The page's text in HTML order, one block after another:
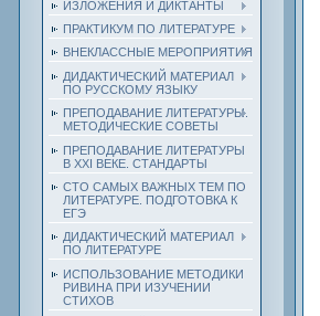
ИЗЛОЖЕНИЯ И ДИКТАНТЫ
ПРАКТИКУМ ПО ЛИТЕРАТУРЕ
ВНЕКЛАССНЫЕ МЕРОПРИЯТИЯ
ДИДАКТИЧЕСКИЙ МАТЕРИАЛ
ПО РУССКОМУ ЯЗЫКУ
ПРЕПОДАВАНИЕ ЛИТЕРАТУРЫ.
МЕТОДИЧЕСКИЕ СОВЕТЫ
ПРЕПОДАВАНИЕ ЛИТЕРАТУРЫ
В XXI ВЕКЕ. СТАНДАРТЫ
СТО САМЫХ ВАЖНЫХ ТЕМ ПО
ЛИТЕРАТУРЕ. ПОДГОТОВКА К
ЕГЭ
ДИДАКТИЧЕСКИЙ МАТЕРИАЛ
ПО ЛИТЕРАТУРЕ
ИСПОЛЬЗОВАНИЕ МЕТОДИКИ
РИВИНА ПРИ ИЗУЧЕНИИ
СТИХОВ